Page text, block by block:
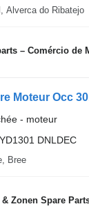
Alverca do Ribatejo
– Comércio de
Moteur Occ
- moteur
DNLDEC
Bree
Zonen Spare